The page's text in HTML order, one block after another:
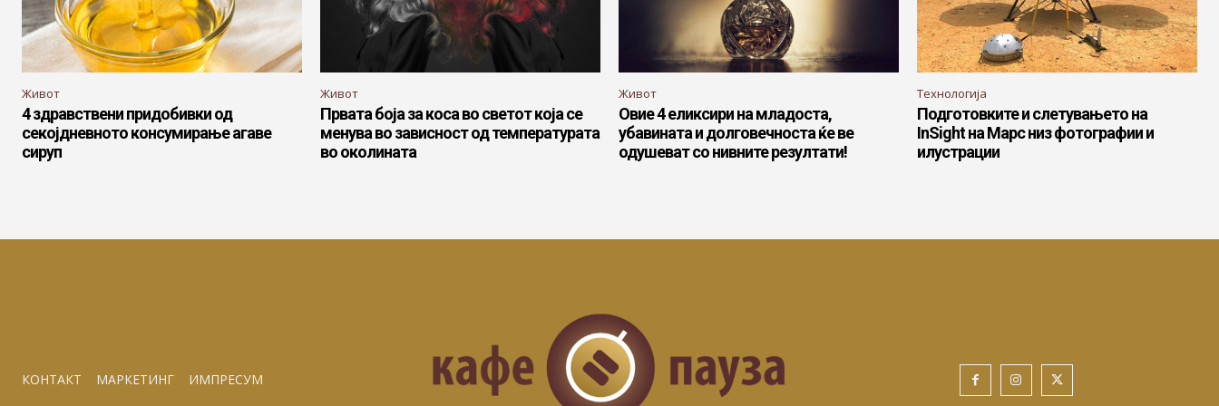
Живот
4 здравствени придобивки од
секојдневното консумирање агаве
сируп
Живот
Првата боја за коса во светот која се
менува во зависност од температурата
во околината
Живот
Овие 4 еликсири на младоста,
убавината и долговечноста ќе ве
одушеват со нивните резултати!
Технологија
Подготовките и слетувањето на
InSight на Марс низ фотографии и
илустрации
КОНТАКТ МАРКЕТИНГ ИМПРЕСУМ